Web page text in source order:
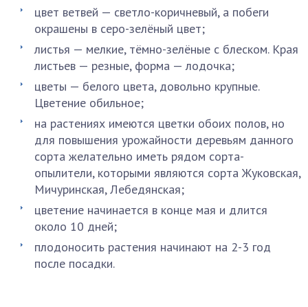
цвет ветвей — светло-коричневый, а побеги
окрашены в серо-зелёный цвет;
листья — мелкие, тёмно-зелёные с блеском. Края
листьев — резные, форма — лодочка;
цветы — белого цвета, довольно крупные.
Цветение обильное;
на растениях имеются цветки обоих полов, но
для повышения урожайности деревьям данного
сорта желательно иметь рядом сорта-
опылители, которыми являются сорта Жуковская,
Мичуринская, Лебедянская;
цветение начинается в конце мая и длится
около 10 дней;
плодоносить растения начинают на 2-3 год
после посадки.